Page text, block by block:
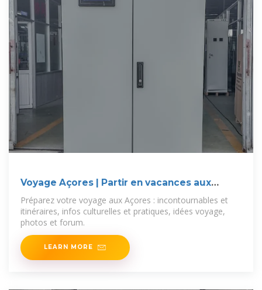
Voyage Açores | Partir en vacances aux
Açores | Routard
Préparez votre voyage aux Açores : incontournables et
itinéraires, infos culturelles et pratiques, idées voyage,
photos et forum.
LEARN MORE